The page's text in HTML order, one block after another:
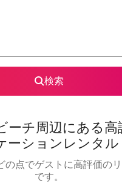
検索
ーチ⁠周⁠辺⁠に⁠あ⁠る高⁠
ー⁠シ⁠ョ⁠ン⁠レ⁠ン⁠タ⁠ル
の点でゲストに高評価の
です。